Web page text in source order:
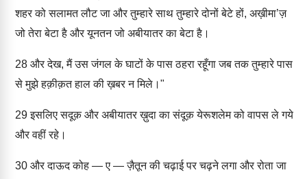
शहर को सलामत लौट जा और तुम्हारे साथ तुम्हारे दोनों बेटे हों, अख़ीमा’ज़
जो तेरा बेटा है और यूनतन जो अबीयातर का बेटा है।
28 और देख, मैं उस जंगल के घाटों के पास ठहरा रहूँगा जब तक तुम्हारे पास
से मुझे हक़ीक़त हाल की ख़बर न मिले।"
29इसलिए सदूक़ और अबीयातर ख़ुदा का संदूक़ येरूशलेम को वापस ले गये
और वहीं रहे।
30 और दाऊद कोह — ए — ज़ैतून की चढ़ाई पर चढ़ने लगा और रोता जा